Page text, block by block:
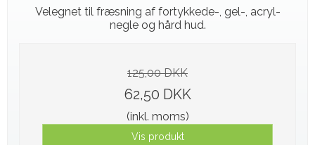
Velegnet til fræsning af fortykkede-, gel-, acryl-
negle og hård hud.
125,00 DKK
62,50 DKK
(inkl. moms)
Vis produkt